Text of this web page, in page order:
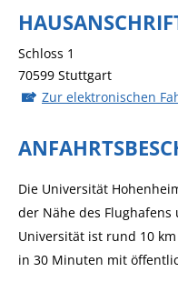
Schloss 1
70599 Stuttgart
Zur elektronischen
Die Universität
der Nähe des
Universität ist rund 10
in 30 Minuten mit